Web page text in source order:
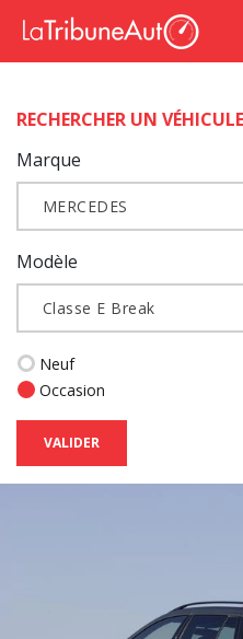
RECHERCHER UN VÉHICULE
Marque
MERCEDES
Modèle
Classe E Break
Neuf
Occasion
VALIDER